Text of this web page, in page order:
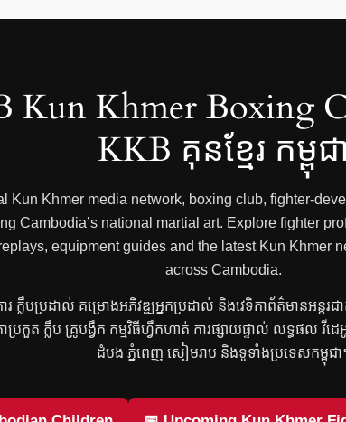
Kun Khmer Boxing
KKB គុនខ្មែរ កម្ពុជា
Kun Khmer media network, boxing club, fighter-
Cambodia’s national martial art. Explore fighter
equipment guides and the latest Kun Khmer
across Cambodia.
ការ ក្លឹបប្រដាល់ គម្រោងអភិវឌ្ឍអ្នកប្រដាល់ និងវេទិកាព័ត៌មានអន្
ប្រកួត ក្លឹប គ្រូបង្វឹក កម្មវិធីហ្វឹកហាត់ ការផ្សាយផ្ទាល់ លទ្ធផល
ដំបង ភ្នំពេញ សៀមរាប និងទូទាំងប្រទេសកម្ពុជា